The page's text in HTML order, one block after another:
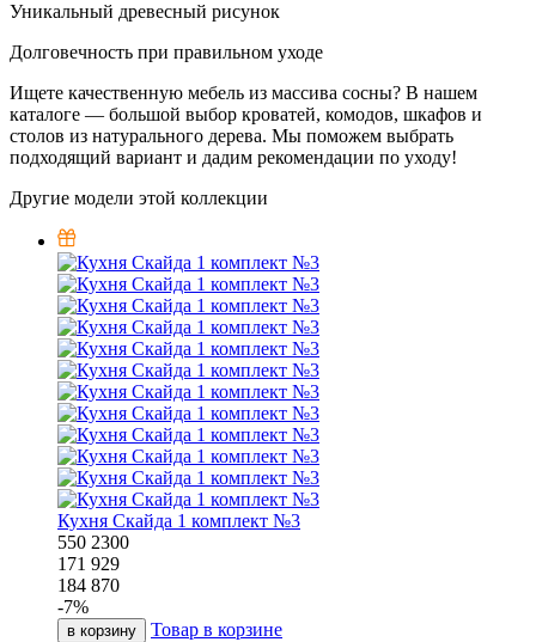
Уникальный древесный рисунок
Долговечность при правильном уходе
Ищете качественную мебель из массива сосны? В нашем
каталоге — большой выбор кроватей, комодов, шкафов и
столов из натурального дерева. Мы поможем выбрать
подходящий вариант и дадим рекомендации по уходу!
Другие модели этой коллекции
Кухня Скайда 1 комплект №3
550 2300
171 929
184 870
-7%
в корзину Товар в корзине